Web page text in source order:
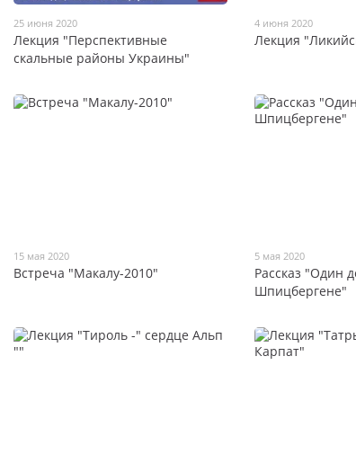
25 июня 2020
Лекция "Перспективные
скальные районы Украины"
4 июня 2020
Лекция
15 мая 2020
Встреча "Макалу-2010"
5 мая 2020
Рассказ "Один
Шпицбергене"